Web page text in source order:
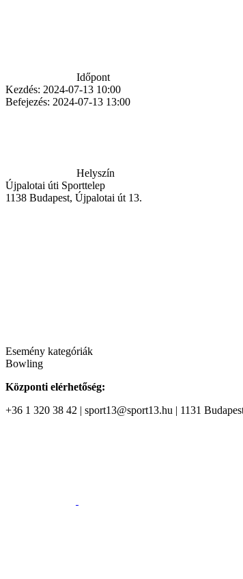
Időpont
Kezdés: 2024-07-13 10:00
Befejezés: 2024-07-13 13:00
Helyszín
Újpalotai úti Sporttelep
1138 Budapest, Újpalotai út 13.
Esemény kategóriák
Bowling
Központi elérhetőség:
+36 1 320 38 42 | sport13@sport13.hu | 1131